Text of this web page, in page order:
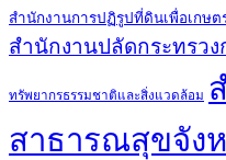
สำนักงานการปฏิรูปที่ดินเพื่อเกษต
สำนักงานปลัดกระทรว
ทรัพยากรธรรมชาติและสิ่งแวดล้อม
สาธารณสุขจัง